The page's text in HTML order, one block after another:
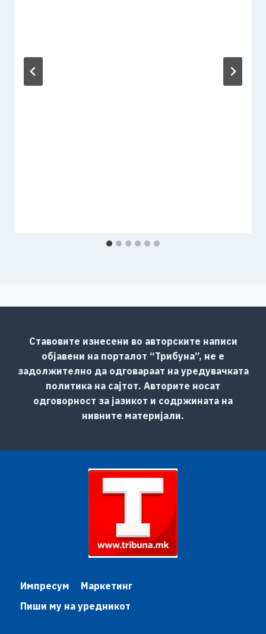
Ставовите изнесени во авторските написи
објавени на порталот “Трибуна”, не е
задолжително да одговараат на уредувачката
политика на сајтот. Авторите носат
одговорност за јазикот и содржината на
нивните материјали.
Импресум
Маркетинг
Пиши му на уредникот